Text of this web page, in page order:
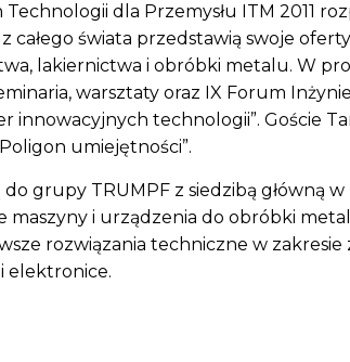
dla Przemysłu ITM 2011
całego świata przedstawią swoje
lakiernictwa i obróbki metalu. W
warsztaty oraz IX Forum
innowacyjnych technologii”. Goście
umiejętności”.
grupy TRUMPF z siedzibą główną w
i urządzenia do obróbki
rozwiązania techniczne w zakresie
elektronice.